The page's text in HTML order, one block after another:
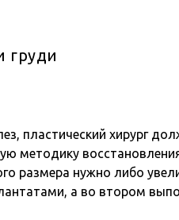
груди
пластический хирург
методику
размера нужно либо
а во втором